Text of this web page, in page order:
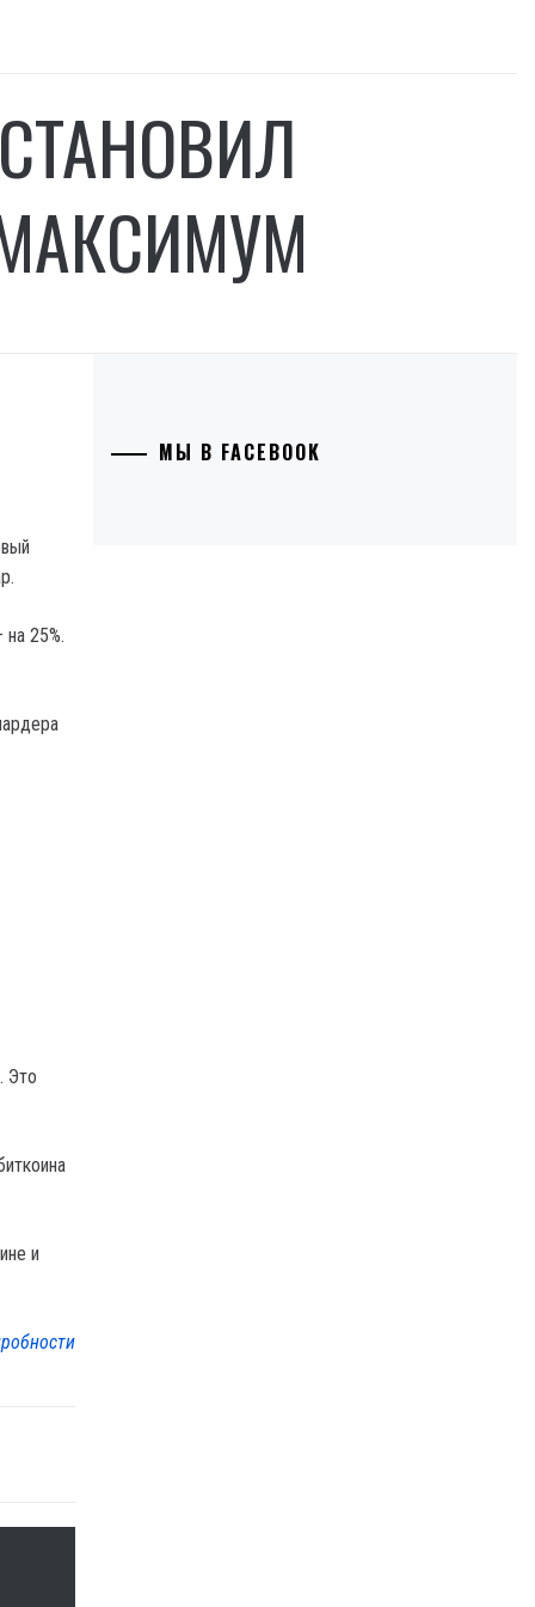
25%.
Это
и
МЫ В FACEBOOK